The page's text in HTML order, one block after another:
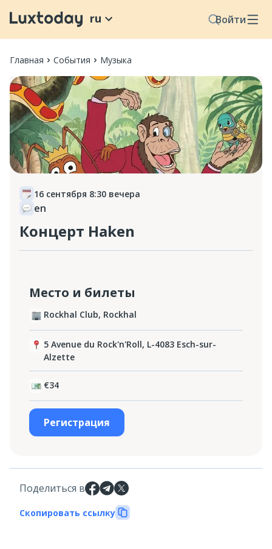
Войти
ru
Главная События Музыка
16 сентября 8:30 вечера
en
Концерт Haken
Место и билеты
Rockhal Club, Rockhal
5 Avenue du Rock'n'Roll, L-4083 Esch-sur-
Alzette
€34
Регистрация
Поделиться в
Скопировать ссылку